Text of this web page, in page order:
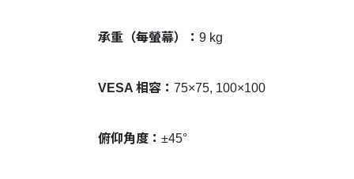
承重（每螢幕）： 9 kg
VESA 相容： 75×75, 100×100
俯仰角度： ±45°